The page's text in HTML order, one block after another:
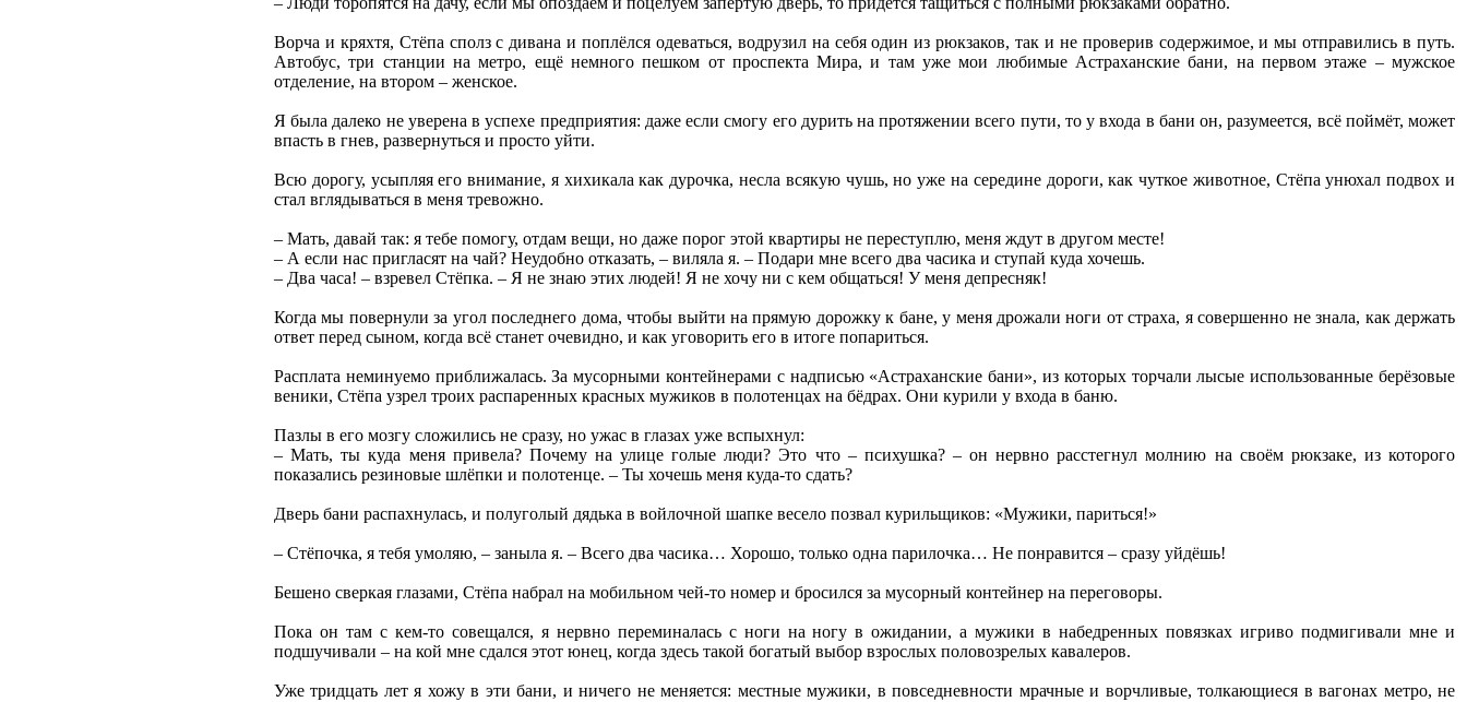
Ворча и кряхтя, Стёпа сполз с дивана и поплёлся одеваться, водрузил на себя один из рюкзаков, так и не проверив содержимое, и мы отправились в путь.
Автобус, три станции на метро, ещё немного пешком от проспекта Мира, и там уже мои любимые Астраханские бани, на первом этаже – мужское
отделение, на втором – женское.
Я была далеко не уверена в успехе предприятия: даже если смогу его дурить на протяжении всего пути, то у входа в бани он, разумеется, всё поймёт, может
впасть в гнев, развернуться и просто уйти.
Всю дорогу, усыпляя его внимание, я хихикала как дурочка, несла всякую чушь, но уже на середине дороги, как чуткое животное, Стёпа унюхал подвох и
стал вглядываться в меня тревожно.
– Мать, давай так: я тебе помогу, отдам вещи, но даже порог этой квартиры не переступлю, меня ждут в другом месте!
– А если нас пригласят на чай? Неудобно отказать, – виляла я. – Подари мне всего два часика и ступай куда хочешь.
– Два часа! – взревел Стёпка. – Я не знаю этих людей! Я не хочу ни с кем общаться! У меня депресняк!
Когда мы повернули за угол последнего дома, чтобы выйти на прямую дорожку к бане, у меня дрожали ноги от страха, я совершенно не знала, как держать
ответ перед сыном, когда всё станет очевидно, и как уговорить его в итоге попариться.
Расплата неминуемо приближалась. За мусорными контейнерами с надписью «Астраханские бани», из которых торчали лысые использованные берёзовые
веники, Стёпа узрел троих распаренных красных мужиков в полотенцах на бёдрах. Они курили у входа в баню.
Пазлы в его мозгу сложились не сразу, но ужас в глазах уже вспыхнул:
– Мать, ты куда меня привела? Почему на улице голые люди? Это что – психушка? – он нервно расстегнул молнию на своём рюкзаке, из которого
показались резиновые шлёпки и полотенце. – Ты хочешь меня куда-то сдать?
Дверь бани распахнулась, и полуголый дядька в войлочной шапке весело позвал курильщиков: «Мужики, париться!»
– Стёпочка, я тебя умоляю, – заныла я. – Всего два часика… Хорошо, только одна парилочка… Не понравится – сразу уйдёшь!
Бешено сверкая глазами, Стёпа набрал на мобильном чей-то номер и бросился за мусорный контейнер на переговоры.
Пока он там с кем-то совещался, я нервно переминалась с ноги на ногу в ожидании, а мужики в набедренных повязках игриво подмигивали мне и
подшучивали – на кой мне сдался этот юнец, когда здесь такой богатый выбор взрослых половозрелых кавалеров.
Уже тридцать лет я хожу в эти бани, и ничего не меняется: местные мужики, в повседневности мрачные и ворчливые, толкающиеся в вагонах метро, не